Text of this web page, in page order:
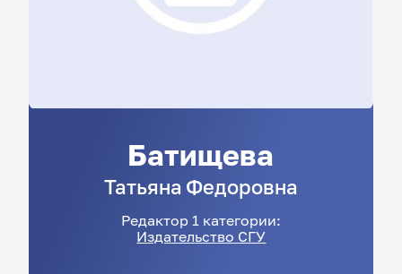
Батищева
Татьяна Федоровна
Редактор 1 категории:
Издательство СГУ